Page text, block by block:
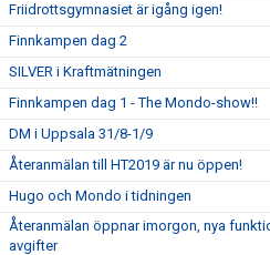
Friidrottsgymnasiet är igång igen!
Finnkampen dag 2
SILVER i Kraftmätningen
Finnkampen dag 1 - The Mondo-show!!
DM i Uppsala 31/8-1/9
Återanmälan till HT2019 är nu öppen!
Hugo och Mondo i tidningen
Återanmälan öppnar imorgon, nya
avgifter